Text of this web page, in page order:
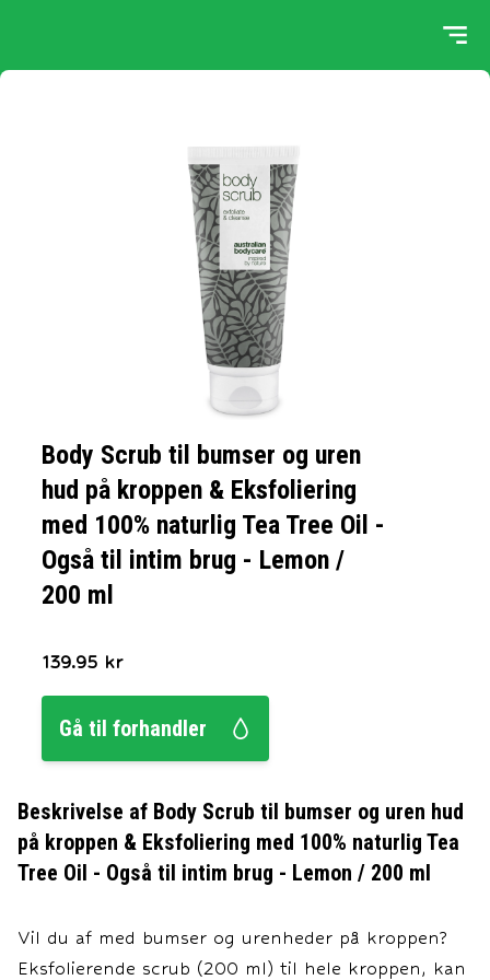
Body Scrub til bumser og uren
hud på kroppen & Eksfoliering
med 100% naturlig Tea Tree Oil -
Også til intim brug - Lemon /
200 ml
139.95 kr
Gå til forhandler
Beskrivelse af Body Scrub til bumser og uren hud
på kroppen & Eksfoliering med 100% naturlig Tea
Tree Oil - Også til intim brug - Lemon / 200 ml
Vil du af med bumser og urenheder på kroppen?
Eksfolierende scrub (200 ml) til hele kroppen, kan